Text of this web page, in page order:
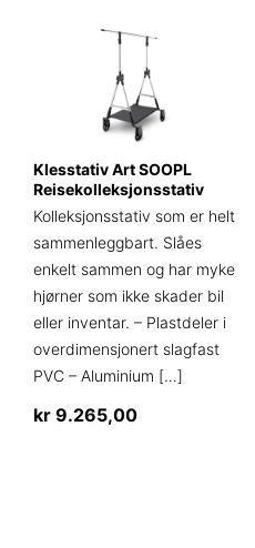
Klesstativ Art SOOPL
Reisekolleksjonsstativ
Kolleksjonsstativ som er helt
sammenleggbart. Slåes
enkelt sammen og har myke
hjørner som ikke skader bil
eller inventar. – Plastdeler i
overdimensjonert slagfast
PVC – Aluminium […]
kr 9.265,00